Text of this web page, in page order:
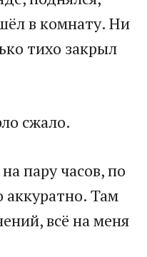
в комнату. Ни
тихо закрыл
сжало.
пару часов, по
Там
всё на меня